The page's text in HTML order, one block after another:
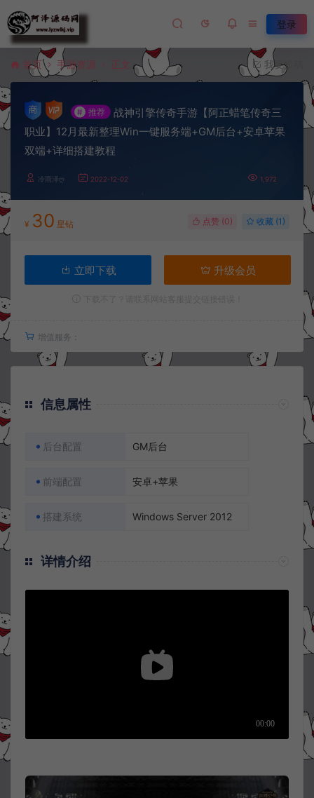
登录
首页 手游资源 正文 我要投稿
# 推荐
战神引擎传奇手游【阿正蜡笔传奇三
职业】12月最新整理Win一键服务端+GM后台+安卓苹果
双端+详细搭建教程
冷雨泽ღ 2022-12-02 1,972
¥ 30 星钻 点赞 (0) 收藏 (1)
立即下载 升级会员
增值服务：
信息属性
后台配置 GM后台
前端配置 安卓+苹果
搭建系统 Windows Server 2012
详情介绍